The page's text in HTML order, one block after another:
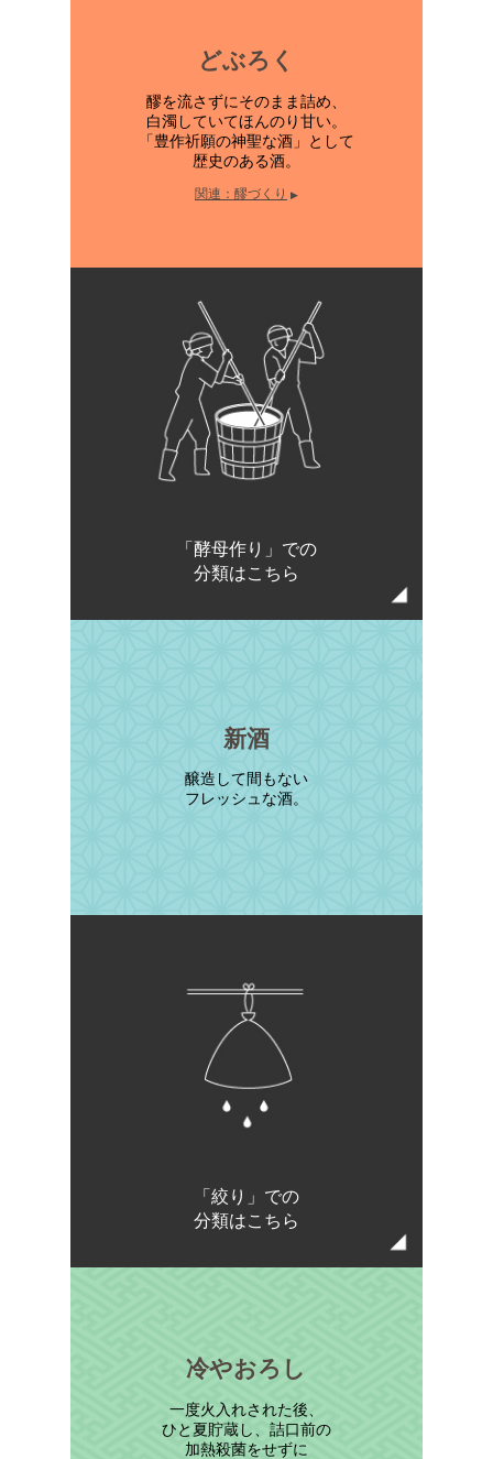
どぶろく
醪を流さずにそのまま詰め、
白濁していてほんのり甘い。
「豊作祈願の神聖な酒」として
歴史のある酒。
関連：醪づくり ▶
「酵母作り」での
分類はこちら
新酒
醸造して間もない
フレッシュな酒。
「絞り」での
分類はこちら
冷やおろし
一度火入れされた後、
ひと夏貯蔵し、詰口前の
加熱殺菌をせずに